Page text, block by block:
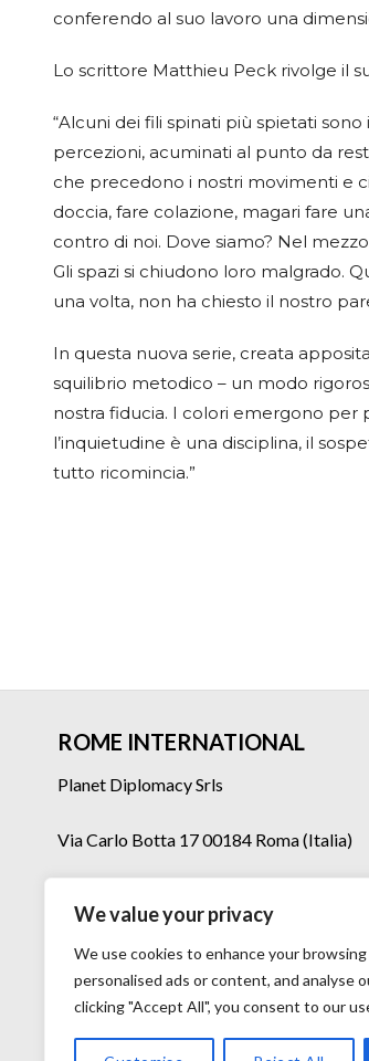
We value your privacy
We use cookies to enhance your
personalised ads or content, and analyse
clicking "Accept All", you consent to our
conferendo al suo lavoro una
Lo scrittore Matthieu Peck rivolge il
“Alcuni dei fili spinati più spietati
percezioni, acuminati al punto da
che precedono i nostri movimenti e
doccia, fare colazione, magari fare
contro di noi. Dove siamo? Nel
Gli spazi si chiudono loro malgrado.
una volta, non ha chiesto il nostro
In questa nuova serie, creata
squilibrio metodico – un modo
nostra fiducia. I colori emergono per
l’inquietudine è una disciplina, il
tutto ricomincia.”
ROME INTERNATIONAL
Planet Diplomacy Srls
Via Carlo Botta 17 00184 Roma (Italia)
Mail: planetdiplomacy@gmail.com